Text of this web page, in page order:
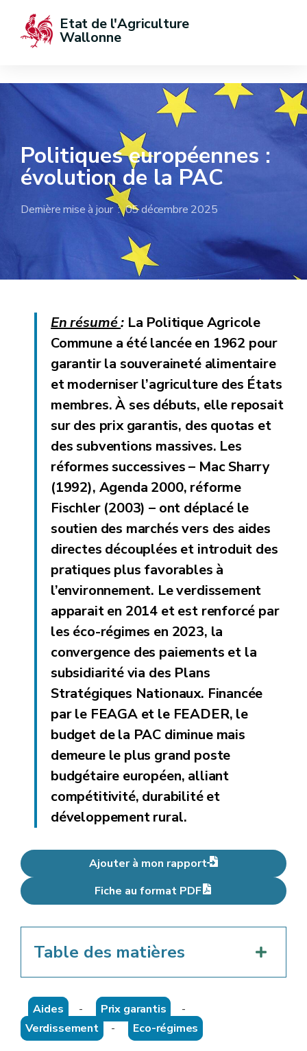
Etat de l'Agriculture
Wallonne
Politiques européennes :
évolution de la PAC
Dernière mise à jour : 05 décembre 2025
En résumé: La Politique Agricole
Commune a été lancée en 1962 pour
garantir la souveraineté alimentaire
et moderniser l’agriculture des États
membres. À ses débuts, elle reposait
sur des prix garantis, des quotas et
des subventions massives. Les
réformes successives – Mac Sharry
(1992), Agenda 2000, réforme
Fischler (2003) – ont déplacé le
soutien des marchés vers des aides
directes découplées et introduit des
pratiques plus favorables à
l’environnement. Le verdissement
apparait en 2014 et est renforcé par
les éco-régimes en 2023, la
convergence des paiements et la
subsidiarité via des Plans
Stratégiques Nationaux. Financée
par le FEAGA et le FEADER, le
budget de la PAC diminue mais
demeure le plus grand poste
budgétaire européen, alliant
compétitivité, durabilité et
développement rural.
Ajouter à mon rapport
Fiche au format PDF
Table des matières
Aides - Prix garantis
-
Verdissement
- Eco-régimes